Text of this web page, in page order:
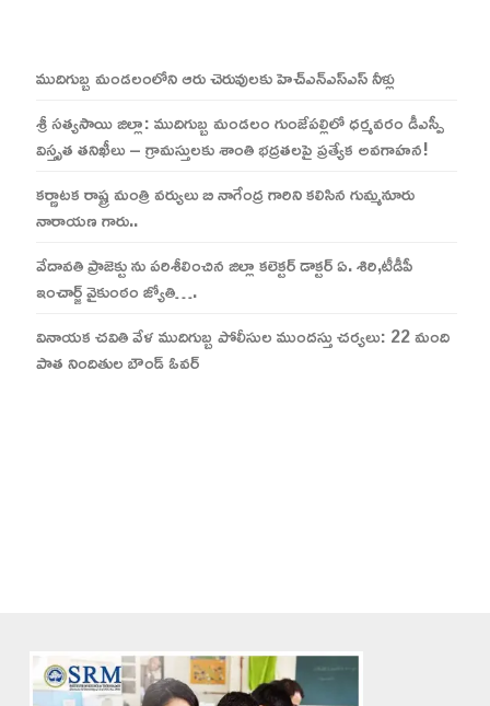
ముదిగుబ్బ మండలంలోని ఆరు చెరువులకు హెచ్ఎన్ఎస్ఎస్ నీళ్లు
శ్రీ సత్యసాయి జిల్లా: ముదిగుబ్బ మండలం గుంజేపల్లిలో ధర్మవరం డీఎస్పీ
విస్తృత తనిఖీలు – గ్రామస్తులకు శాంతి భద్రతలపై ప్రత్యేక అవగాహన!
కర్ణాటక రాష్ట్ర మంత్రి వర్యులు బి నాగేంద్ర గారిని కలిసిన గుమ్మనూరు
నారాయణ గారు..
వేదావతి ప్రాజెక్టు ను పరిశీలించిన జిల్లా కలెక్టర్ డాక్టర్ ఏ. శిరి,టీడీపీ
ఇంచార్జ్ వైకుంఠం జ్యోతి….
వినాయక చవితి వేళ ముదిగుబ్బ పోలీసుల ముందస్తు చర్యలు: 22 మంది
పాత నిందితుల బౌండ్ ఓవర్